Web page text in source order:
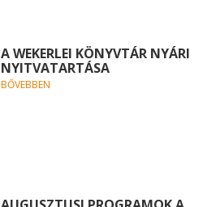
A WEKERLEI KÖNYVTÁR NYÁRI
NYITVATARTÁSA
BŐVEBBEN